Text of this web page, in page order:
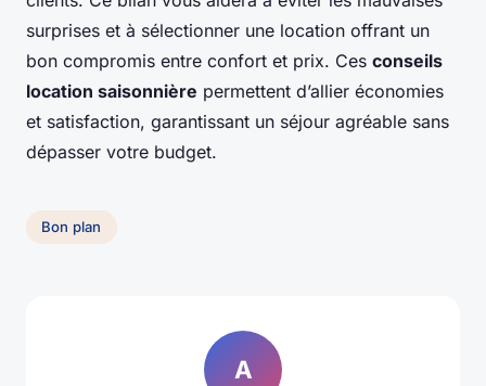
surprises et à sélectionner une location offrant un
bon compromis entre confort et prix. Ces conseils
location saisonnière permettent d’allier économies
et satisfaction, garantissant un séjour agréable sans
dépasser votre budget.
Bon plan
A